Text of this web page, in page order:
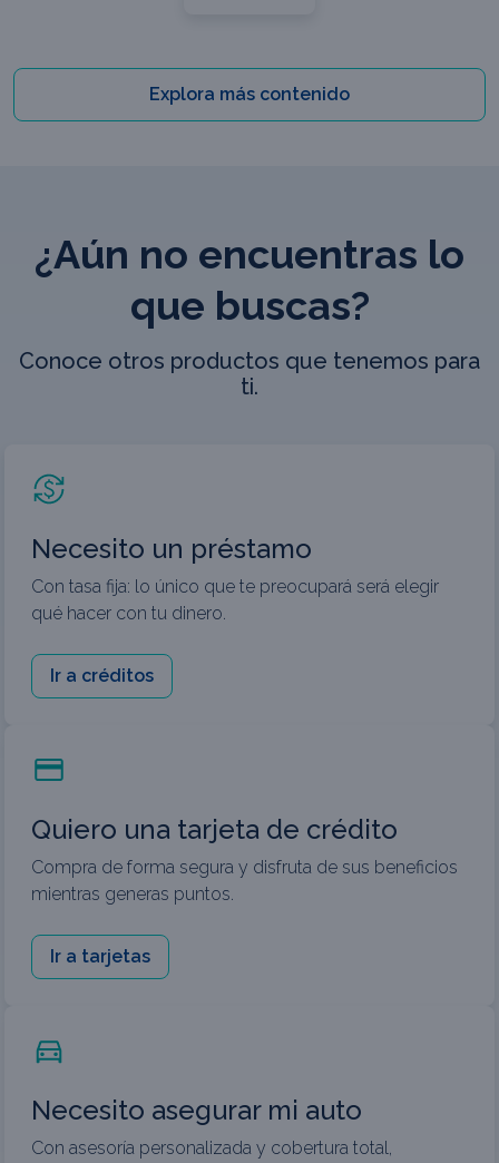
Explora más contenido
¿Aún no encuentras lo
que buscas?
Conoce otros productos que tenemos para
ti.
Necesito un préstamo
Con tasa fija: lo único que te preocupará será elegir
qué hacer con tu dinero.
Ir a créditos
Quiero una tarjeta de crédito
Compra de forma segura y disfruta de sus beneficios
mientras generas puntos.
Ir a tarjetas
Necesito asegurar mi auto
Con asesoría personalizada y cobertura total,